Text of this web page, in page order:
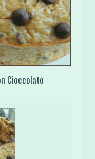
Cioccolato